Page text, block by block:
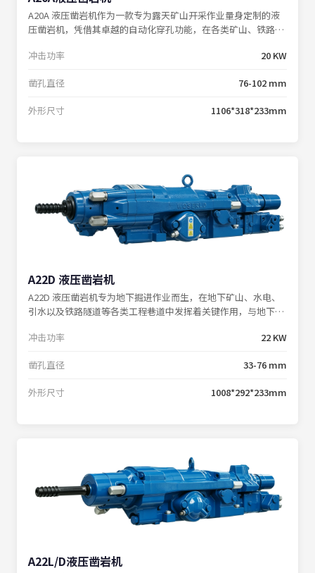
A20A 液压凿岩机作为一款专为露天矿山开采作业量身定制的液
压凿岩机，凭借其卓越的自动化穿孔功能，在各类矿山、铁路以
辅助时间，为钻孔效率的提升注入强劲动力。
冲击功率 20 KW
凿孔直径 76-102 mm
外形尺寸 1106*318*233mm
A22D 液压凿岩机
A22D 液压凿岩机专为地下掘进作业而生，在地下矿山、水电、
引水以及铁路隧道等各类工程巷道中发挥着关键作用，与地下矿
冲击功率
22 KW
凿孔直径 33-76 mm
外形尺寸 1008*292*233mm
A22L/D液压凿岩机